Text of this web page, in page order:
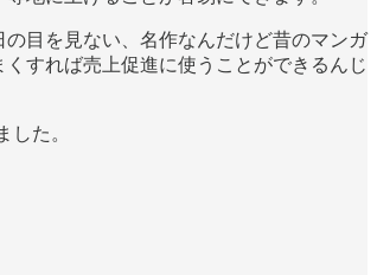
目を見ない、名作なんだけど昔のマンガ
すれば売上促進に使うことができるんじ
た。